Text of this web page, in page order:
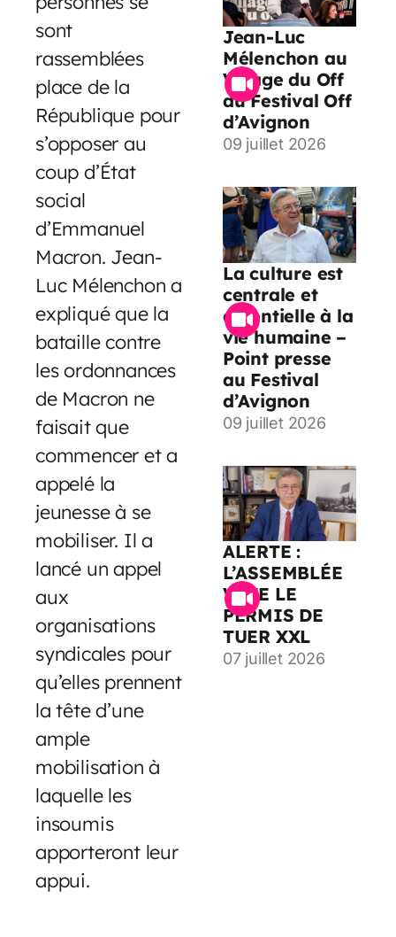
sont
rassemblées
place de la
République pour
s’opposer au
coup d’État
social
d’Emmanuel
Macron. Jean-
Luc Mélenchon a
expliqué que la
bataille contre
les ordonnances
de Macron ne
faisait que
commencer et a
appelé la
jeunesse à se
mobiliser. Il a
lancé un appel
aux
organisations
syndicales pour
qu’elles prennent
la tête d’une
ample
mobilisation à
laquelle les
insoumis
apporteront leur
appui.
Jean-Luc
Mélenchon au
Village du Off
du Festival Off
d’Avignon
09 juillet 2026
La culture est
centrale et
essentielle à la
vie humaine –
Point presse
au Festival
d’Avignon
09 juillet 2026
ALERTE :
L’ASSEMBLÉE
VOTE LE
PERMIS DE
TUER XXL
07 juillet 2026